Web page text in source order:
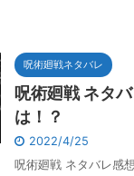
呪術廻戦ネタバレ
呪術廻戦 ネタ
は！？
2022/4/25
呪術廻戦 ネタバレ感